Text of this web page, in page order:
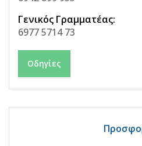
Γενικός Γραμματέας:
6977 5714 73
Οδηγίες